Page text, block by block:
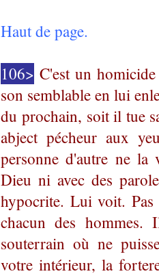
Haut de page.
106> C'est un
son semblable en lui
du prochain, soit il tue
abject pécheur aux
personne d'autre ne
Dieu ni avec des
hypocrite. Lui voit.
chacun des
souterrain où ne
votre intérieur, la